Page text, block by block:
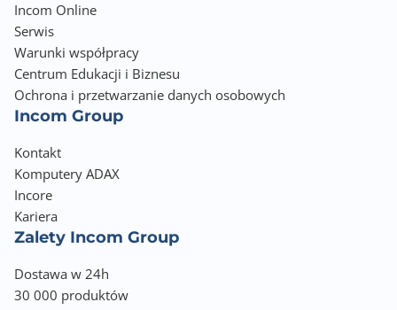
Incom Online
Serwis
Warunki współpracy
Centrum Edukacji i Biznesu
Ochrona i przetwarzanie danych osobowych
Incom Group
Kontakt
Komputery ADAX
Incore
Kariera
Zalety Incom Group
Dostawa w 24h
30 000 produktów